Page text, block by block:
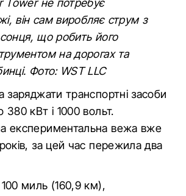
Tower не потребує
він сам виробляє струм з
сонця, що робить його
на дорогах та
Фото: WST LLC
заряджати транспортні засоби
380 кВт і 1000 вольт.
експериментальна вежа вже
за цей час пережила два
миль (160,9 км),